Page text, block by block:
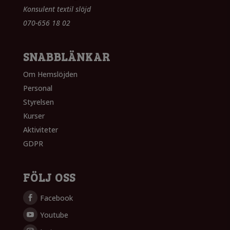
Konsulent textil slöjd
070-656 18 02
SNABBLÄNKAR
Om Hemslöjden
Personal
Styrelsen
Kurser
Aktiviteter
GDPR
FÖLJ OSS
Facebook
Youtube